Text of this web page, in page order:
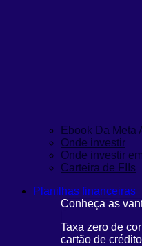
Ebook Da Meta
Onde investir
Onde investir
Carteira de FIIs
Planilhas financeiras
Conheça as
Taxa zero de
cartão de